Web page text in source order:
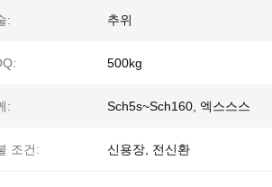
: 추위
500kg
: Sch5s~Sch160, 엑스스스
조건: 신용장, 전신환